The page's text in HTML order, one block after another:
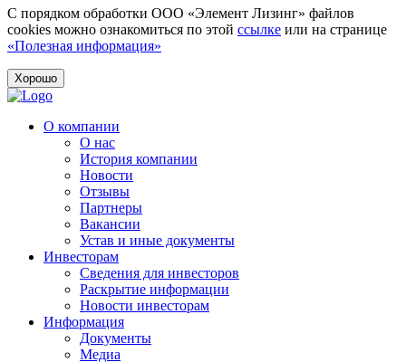
С порядком обработки ООО «Элемент Лизинг» файлов
cookies можно ознакомиться по этой ссылке или на странице
«Полезная информация»
Хорошо
О компании
О нас
История компании
Новости
Отзывы
Партнеры
Вакансии
Устав и иные документы
Инвесторам
Сведения для инвесторов
Раскрытие информации
Новости инвесторам
Информация
Документы
Медиа